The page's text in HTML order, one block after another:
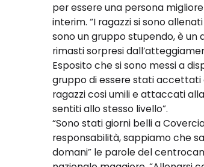
per essere una persona
interim. “I ragazzi si sono
sono un gruppo stupendo, è un
rimasti sorpresi
Esposito che si sono messi a
gruppo di essere stati accettati
ragazzi cosi umili e attaccati
sentiti allo stesso livello”.
“Sono stati giorni belli a
responsabilità, sappiamo che
domani” le parole del